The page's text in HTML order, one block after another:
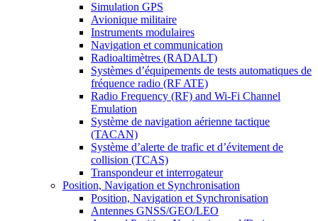
Simulation GPS
Avionique militaire
Instruments modulaires
Navigation et communication
Radioaltimètres (RADALT)
Systèmes d’équipements de tests automatiques de
fréquence radio (RF ATE)
Radio Frequency (RF) and Wi-Fi Channel
Emulation
Système de navigation aérienne tactique
(TACAN)
Système d’alerte de trafic et d’évitement de
collision (TCAS)
Transpondeur et interrogateur
Position, Navigation et Synchronisation
Position, Navigation et Synchronisation
Antennes GNSS/GEO/LEO